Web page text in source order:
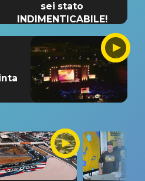
sei stato
INDIMENTICABILE!